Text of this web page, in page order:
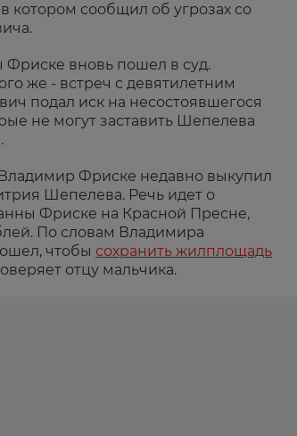
котором сообщил об угрозах со
вновь пошел в суд.
же - встреч с девятилетним
подал иск на несостоявшегося
не могут заставить Шепелева
Фриске недавно выкупил
Шепелева. Речь идет о
Фриске на Красной Пресне,
По словам Владимира
чтобы сохранить жилплощадь
отцу мальчика.